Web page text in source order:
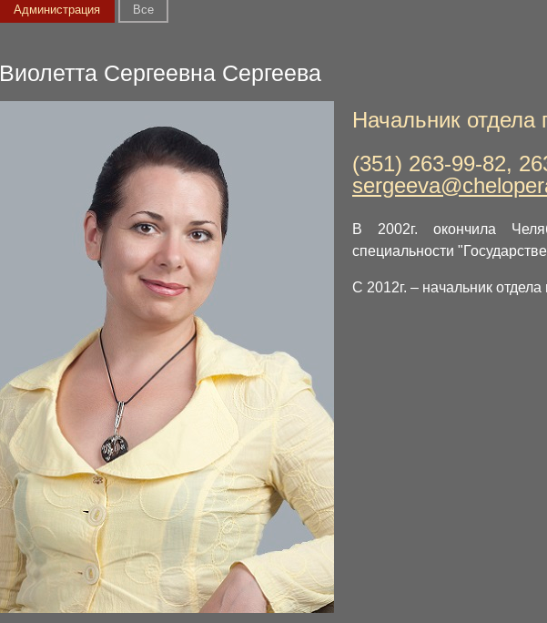
Администрация Все
Виолетта Сергеевна Сергеева
Начальник отдела
(351) 263-99-82,
В 2002г. окончила
специальности
С 2012г. – начальник